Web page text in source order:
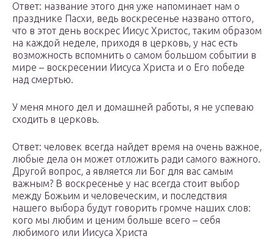
Ответ: название этого дня уже напоминает нам о
празднике Пасхи, ведь воскресенье названо оттого,
что в этот день воскрес Иисус Христос, таким образом
на каждой неделе, приходя в церковь, у нас есть
возможность вспомнить о самом большом событии в
мире – воскресении Иисуса Христа и о Его победе
над смертью.
У меня много дел и домашней работы, я не успеваю
сходить в церковь.
Ответ: человек всегда найдет время на очень важное,
любые дела он может отложить ради самого важного.
Другой вопрос, а является ли Бог для вас самым
важным? В воскресенье у нас всегда стоит выбор
между Божьим и человеческим, и последствия
нашего выбора будут говорить громче наших слов:
кого мы любим и ценим больше всего – себя
любимого или Иисуса Христа